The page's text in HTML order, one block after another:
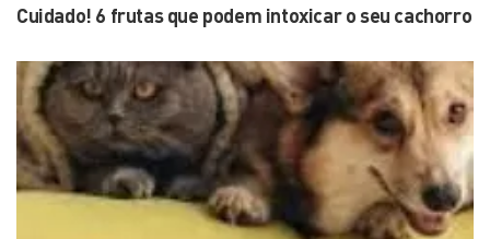
Cuidado! 6 frutas que podem intoxicar o seu cachorro